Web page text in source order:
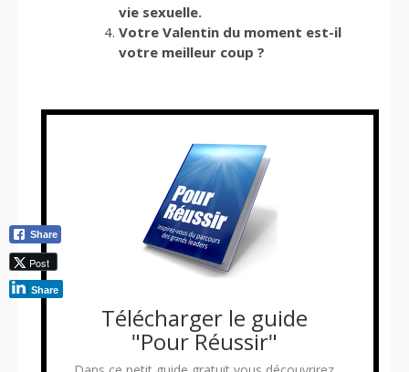
vie sexuelle.
Votre Valentin du moment est-il
votre meilleur coup ?
Télécharger le guide
"Pour Réussir"
Share
Post
Share